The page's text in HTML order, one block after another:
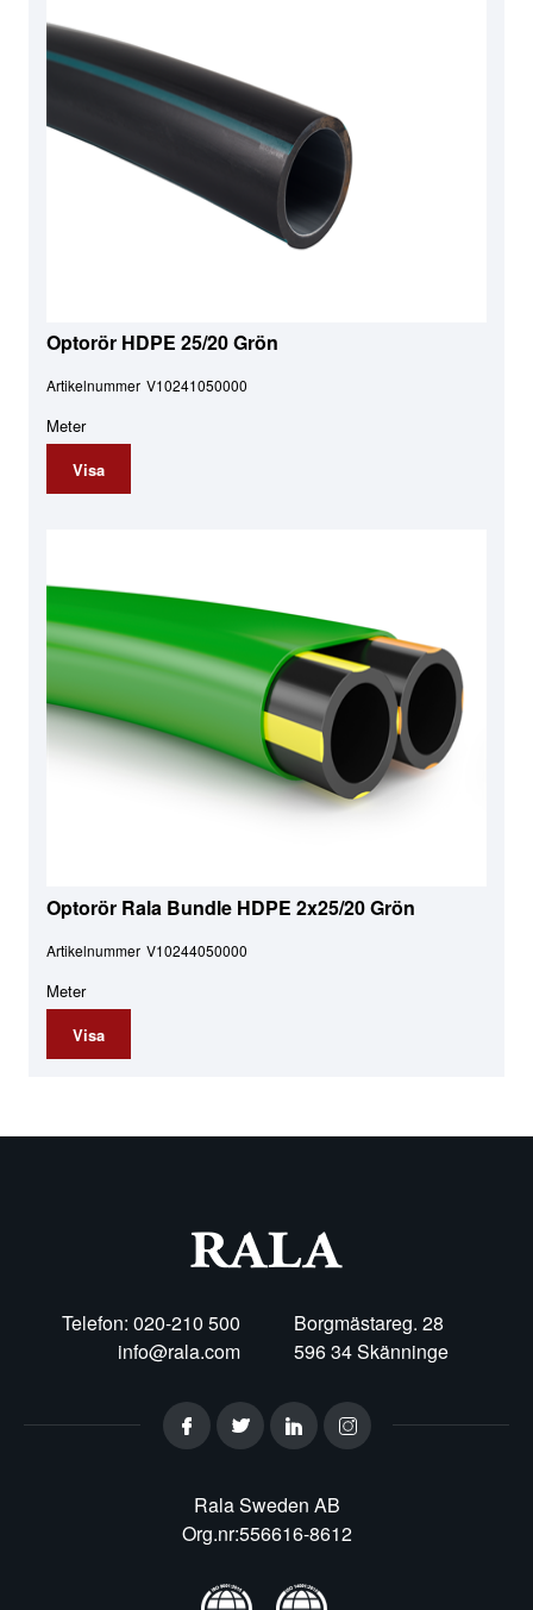
Optorör HDPE 25/20 Grön
Artikelnummer V10241050000
Meter
Visa
Optorör Rala Bundle HDPE 2x25/20 Grön
Artikelnummer V10244050000
Meter
Visa
Telefon: 020-210 500
info@rala.com
Borgmästareg. 28
596 34 Skänninge
Rala Sweden AB
Org.nr:556616-8612